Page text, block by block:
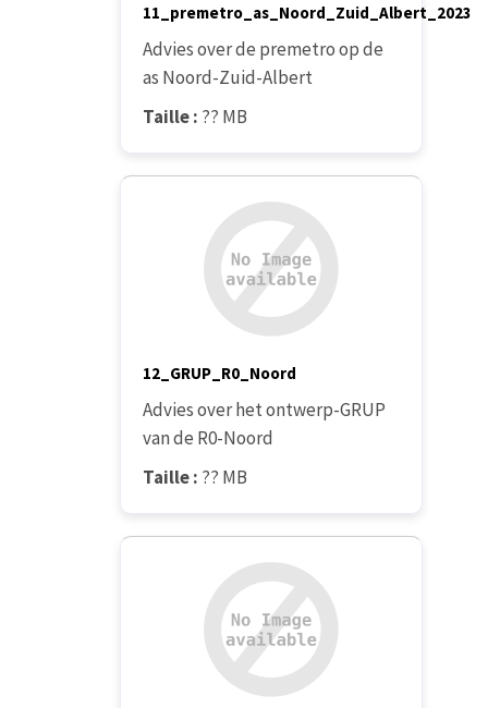
11_premetro_as_Noord_Zuid_Albert_2023
Advies over de premetro op de
as Noord-Zuid-Albert
Taille : ?? MB
12_GRUP_R0_Noord
Advies over het ontwerp-GRUP
van de R0-Noord
Taille : ?? MB